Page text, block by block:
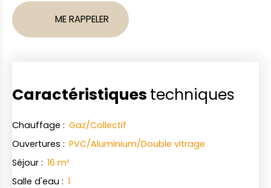
ME RAPPELER
Caractéristiques techniques
Chauffage : Gaz/Collectif
Ouvertures : PVC/Aluminium/Double vitrage
Séjour : 16 m²
Salle d'eau : 1